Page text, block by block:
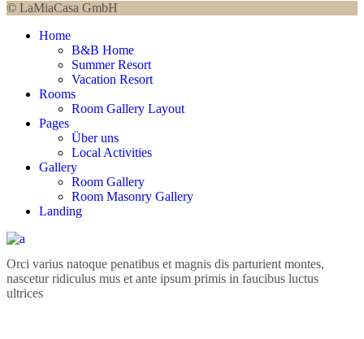
© LaMiaCasa GmbH
Home
B&B Home
Summer Resort
Vacation Resort
Rooms
Room Gallery Layout
Pages
Über uns
Local Activities
Gallery
Room Gallery
Room Masonry Gallery
Landing
Orci varius natoque penatibus et magnis dis parturient montes,
nascetur ridiculus mus et ante ipsum primis in faucibus luctus
ultrices